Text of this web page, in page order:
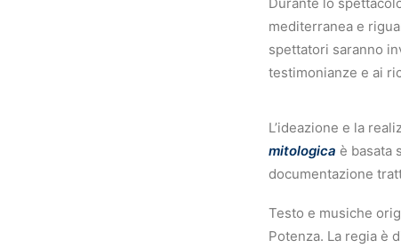
mediterranea e
spettatori saranno
testimonianze e ai
L’ideazione e la
mitologica è basata
documentazione
Testo e musiche
Potenza. La regia è